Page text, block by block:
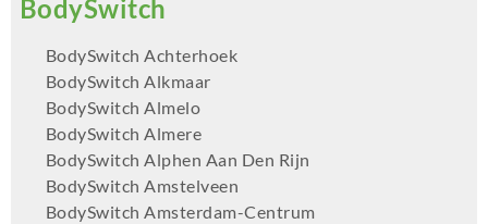
BodySwitch Achterhoek
BodySwitch Alkmaar
BodySwitch Almelo
BodySwitch Almere
BodySwitch Alphen Aan Den Rijn
BodySwitch Amstelveen
BodySwitch Amsterdam-Centrum